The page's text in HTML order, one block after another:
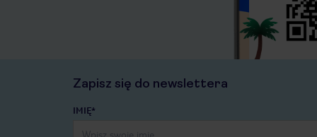
Zapisz się do newslettera
IMIĘ*